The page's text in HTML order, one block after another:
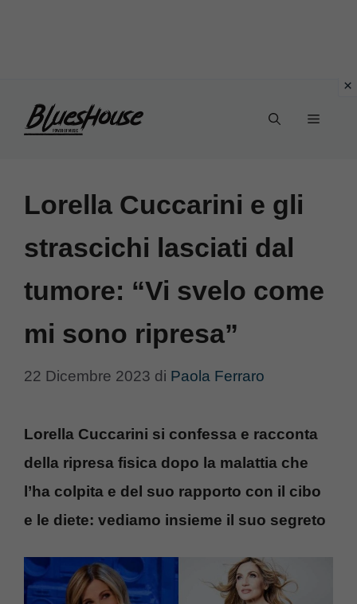
Menu
Lorella Cuccarini e gli
strascichi lasciati dal
tumore: “Vi svelo come
mi sono ripresa”
22 Dicembre 2023 di Paola Ferraro
Lorella Cuccarini si confessa e racconta
della ripresa fisica dopo la malattia che
l’ha colpita e del suo rapporto con il cibo
e le diete: vediamo insieme il suo segreto